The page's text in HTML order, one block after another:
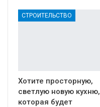
СТРОИТЕЛЬСТВО
Хотите просторную,
светлую новую кухню,
которая будет